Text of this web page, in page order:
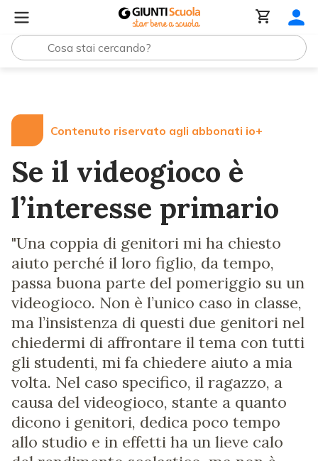
Contenuto riservato agli abbonati io+
Se il videogioco è
l’interesse primario
"Una coppia di genitori mi ha chiesto
aiuto perché il loro figlio, da tempo,
passa buona parte del pomeriggio su un
videogioco. Non è l’unico caso in classe,
ma l’insistenza di questi due genitori nel
chiedermi di affrontare il tema con tutti
gli studenti, mi fa chiedere aiuto a mia
volta. Nel caso specifico, il ragazzo, a
causa del videogioco, stante a quanto
dicono i genitori, dedica poco tempo
allo studio e in effetti ha un lieve calo